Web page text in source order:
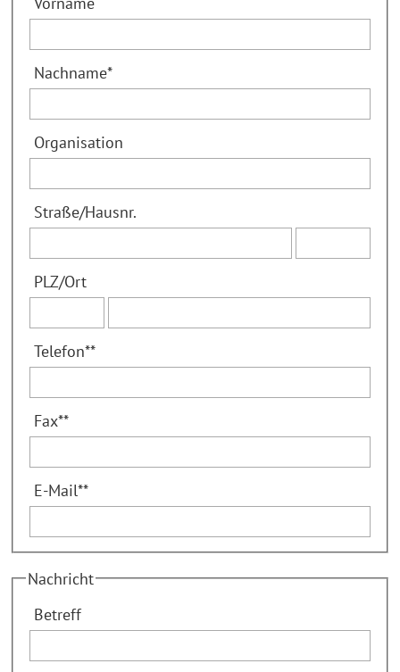
Nachname*
Organisation
Straße/Hausnr.
PLZ/Ort
Telefon**
Fax**
E-Mail**
Nachricht
Betreff